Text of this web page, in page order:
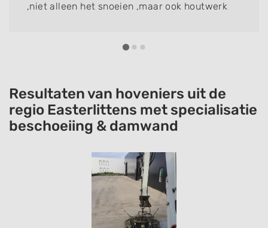
,niet alleen het snoeien ,maar ook houtwerk
Resultaten van hoveniers uit de
regio Easterlittens met specialisatie
beschoeiing & damwand